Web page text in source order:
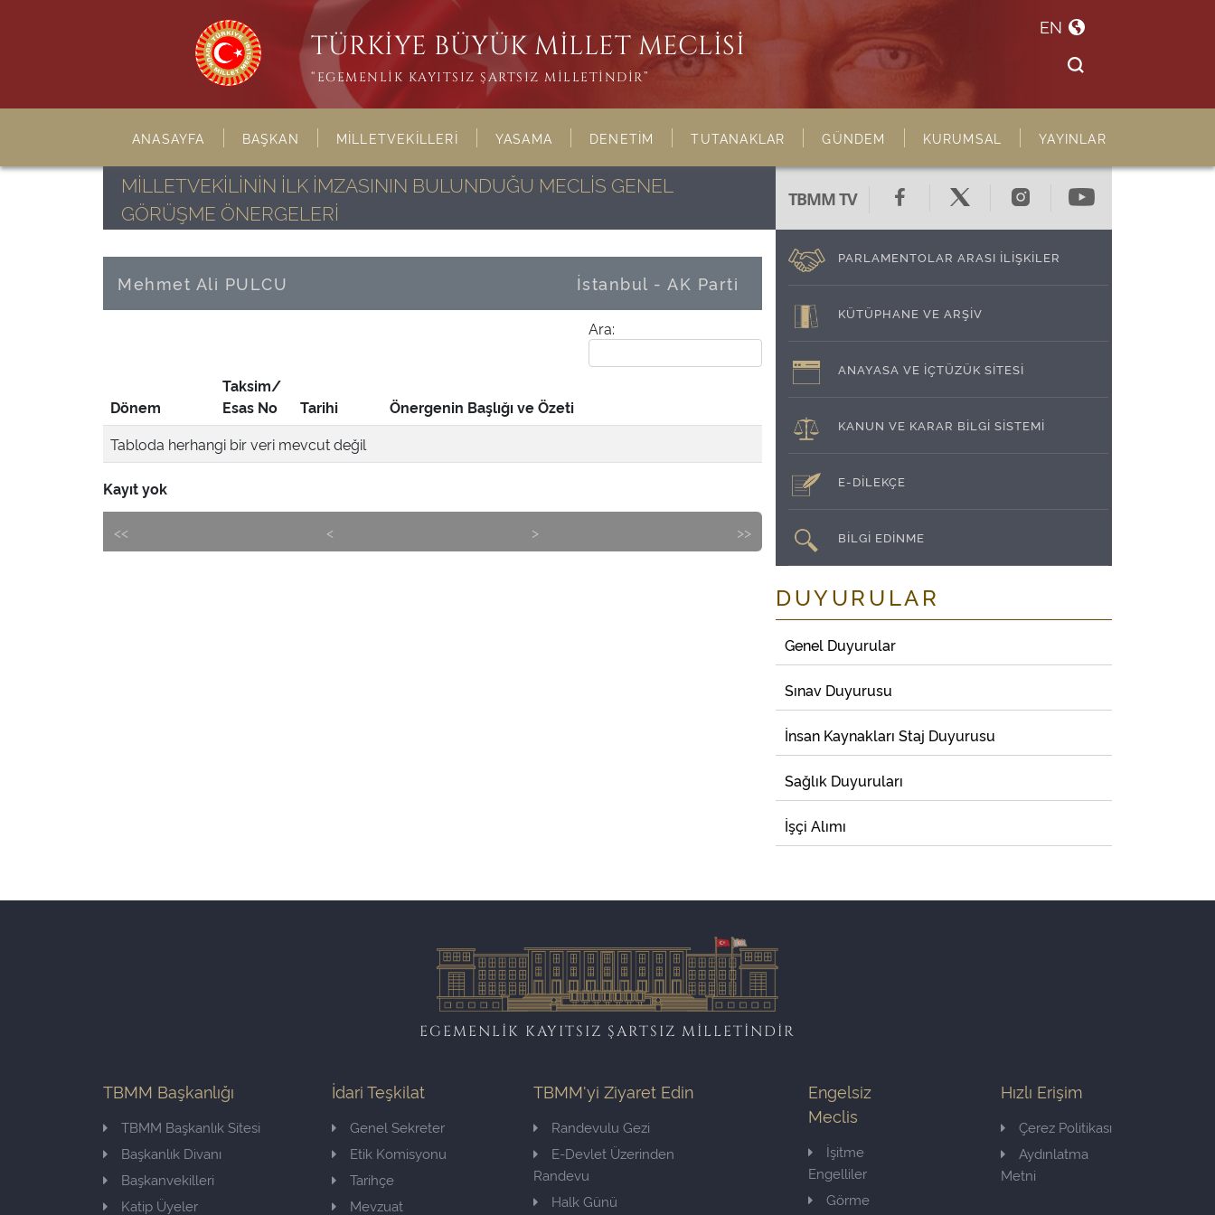
TÜRKİYE BÜYÜK MİLLET MECLİSİ
“EGEMENLİK KAYITSIZ ŞARTSIZ MİLLETİNDİR”
EN
ANASAYFA BAŞKAN MİLLETVEKİLLERİ YASAMA DENETİM TUTANAKLAR GÜNDEM KURUMSAL YAYINLAR
MİLLETVEKİLİNİN İLK İMZASININ BULUNDUĞU MECLİS GENEL
GÖRÜŞME ÖNERGELERİ
Mehmet Ali PULCU İstanbul - AK Parti
Ara:
Dönem
Taksim/
Esas No
Tarihi
Önergenin Başlığı ve Özeti
Tabloda herhangi bir veri mevcut değil
Kayıt yok
<< < > >>
TBMM TV
PARLAMENTOLAR ARASI İLİŞKİLER
KÜTÜPHANE VE ARŞİV
ANAYASA VE İÇTÜZÜK SİTESİ
KANUN VE KARAR BİLGİ SİSTEMİ
E-DİLEKÇE
BİLGİ EDİNME
DUYURULAR
Genel Duyurular
Sınav Duyurusu
İnsan Kaynakları Staj Duyurusu
Sağlık Duyuruları
İşçi Alımı
EGEMENLİK KAYITSIZ ŞARTSIZ MİLLETİNDİR
TBMM Başkanlığı
TBMM Başkanlık Sitesi
Başkanlık Divanı
Başkanvekilleri
Katip Üyeler
İdari Teşkilat
Genel Sekreter
Etik Komisyonu
Tarihçe
Mevzuat
TBMM'yi Ziyaret Edin
Randevulu Gezi
E-Devlet Üzerinden
Randevu
Halk Günü
Engelsiz
Meclis
İşitme
Engelliler
Görme
Hızlı Erişim
Çerez Politikası
Aydınlatma
Metni